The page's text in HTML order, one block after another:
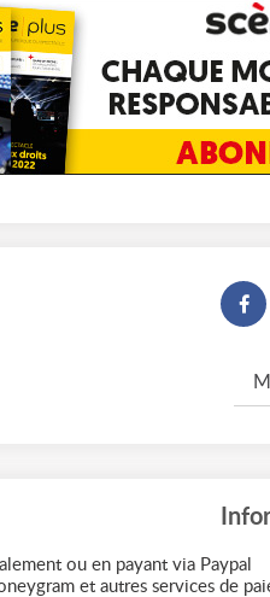
ou en payant via Paypal
et autres services de